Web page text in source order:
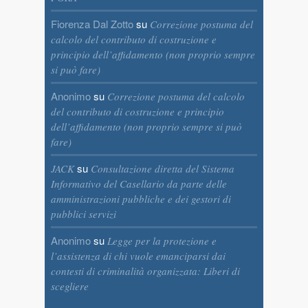
Fiorenza Dal Zottosu Correzione postuma del
calcolo del contributo di costruzione e
principio dell’affidamento (non proprio sempre
si può fare)
Anonimosu Correzione postuma del calcolo
del contributo di costruzione e principio
dell’affidamento (non proprio sempre si può
fare)
JACKsu Consultazione diretta del Sistema
Informativo del Casellario da parte delle
amministrazioni pubbliche e dei gestori di
pubblici servizi
Anonimosu Legge per la protezione e
l’assistenza di chi vuole emanciparsi dai
contesti di criminalità organizzata: Liberi di
scegliere